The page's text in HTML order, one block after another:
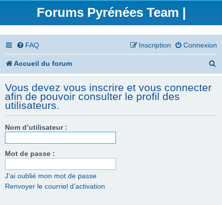
Forums Pyrénées Team |
FAQ Connexion
Inscription
Accueil du forum
Vous devez vous inscrire et vous connecter
afin de pouvoir consulter le profil des
utilisateurs.
Nom d’utilisateur :
Mot de passe :
J’ai oublié mon mot de passe
Renvoyer le courriel d’activation